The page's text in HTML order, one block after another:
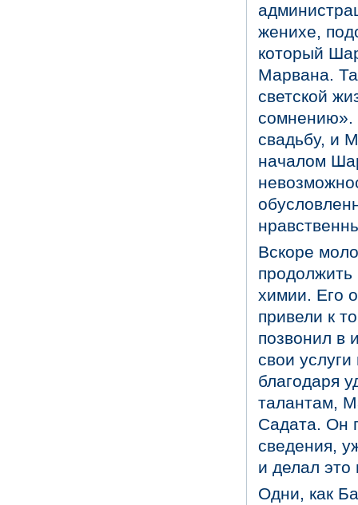
женихе,
который
Марвана.
светской
сомнению».
свадьбу, и
началом
Вскоре
продолжить
химии. Его
привели к
позвонил в
свои
благодаря
талантам,
Садата. Он
сведения,
и делал это
Одни, как